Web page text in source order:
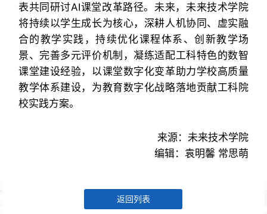
表共同研讨AI课堂改革路径。未来，未来技术学院
将持续以学生成长为核心，深耕人机协同、虚实融
合的教学实践，持续优化课程体系、创新教学场
景、完善多元评价机制，凝练适配工科特色的数智
课堂建设经验，以课堂数字化变革助力学校高质量
教学体系建设，为教育数字化战略落地贡献工科院
校实践方案。
来源：未来技术学院
编辑：袁明馨 常思萌
返回列表